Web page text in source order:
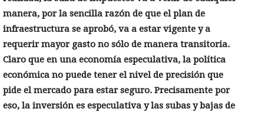
manera, por la sencilla razón de que el plan de
infraestructura se aprobó, va a estar vigente y a
requerir mayor gasto no sólo de manera transitoria.
Claro que en una economía especulativa, la política
económica no puede tener el nivel de precisión que
pide el mercado para estar seguro. Precisamente por
eso, la inversión es especulativa y las subas y bajas de